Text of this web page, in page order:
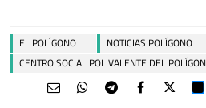
EL POLÍGONO NOTICIAS POLÍGONO
CENTRO SOCIAL POLIVALENTE DEL